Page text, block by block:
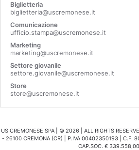
Biglietteria
biglietteria@uscremonese.it
Comunicazione
ufficio.stampa@uscremonese.it
Marketing
marketing@uscremonese.it
Settore giovanile
settore.giovanile@uscremonese.it
Store
store@uscremonese.it
US CREMONESE SPA | © 2026 | ALL RIGHTS
- 26100 CREMONA (CR) | P.IVA 00402350193 | C.F.
CAP.SOC. € 339.558,00